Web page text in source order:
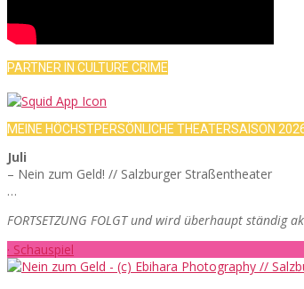
PARTNER IN CULTURE CRIME
MEINE HÖCHSTPERSÖNLICHE THEATERSAISON
Juli
– Nein zum Geld! // Salzburger Straßentheater
…
FORTSETZUNG FOLGT und wird überhaupt ständig
· Schauspiel